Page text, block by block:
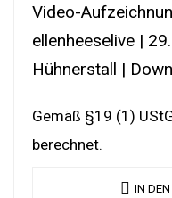
Video-
ellenheeselive |
Hühnerstall |
Gemäß §19 (1)
berechnet.
IN